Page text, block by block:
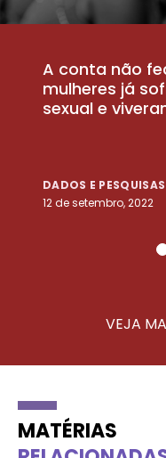
A conta não
mulheres já
sexual e
DADOS E PESQUISAS
12 de setembro, 2022
VEJA
MATÉRIAS